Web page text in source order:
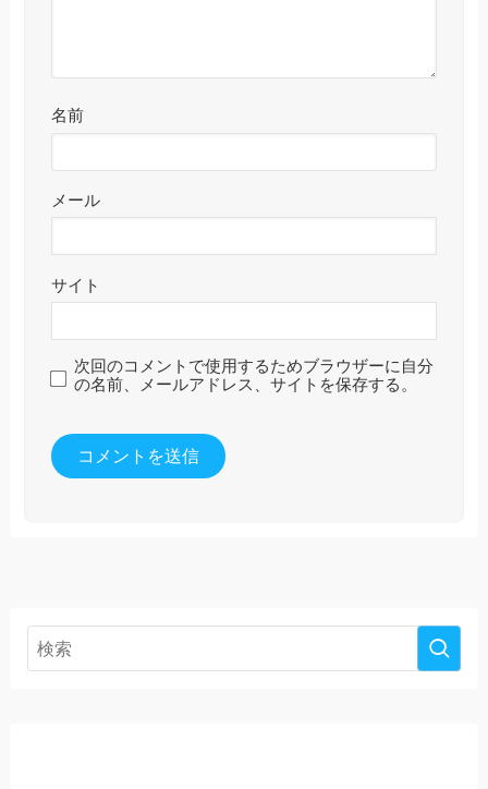
名前
メール
サイト
次回のコメントで使用するためブラウザーに自分
の名前、メールアドレス、サイトを保存する。